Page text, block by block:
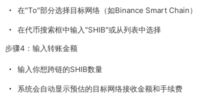
在"To"部分选择目标网络（如Binance Smart Chain）
在代币搜索框中输入"SHIB"或从列表中选择
步骤4：输入转账金额
输入你想跨链的SHIB数量
系统会自动显示预估的目标网络接收金额和手续费